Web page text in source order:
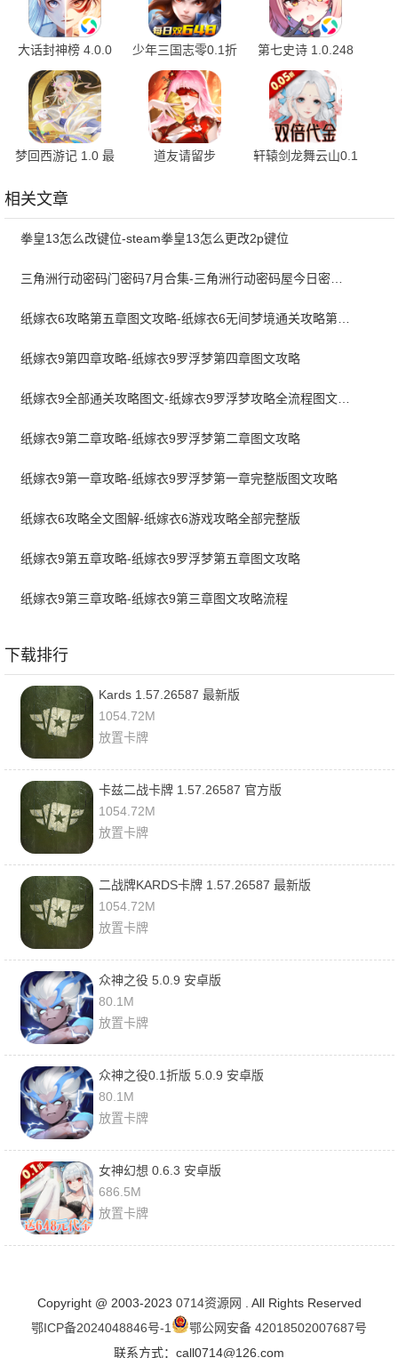
大话封神榜 4.0.0
少年三国志零0.1折
1.0.10010 官方版
第七史诗 1.0.248
梦回西游记 1.0 最
道友请留步
轩辕剑龙舞云山0.1
相关文章
拳皇13怎么改键位-steam拳皇13怎么更改2p键位
三角洲行动密码门密码7月合集-三角洲行动密码屋今日密码大全2026最新7月
纸嫁衣6攻略第五章图文攻略-纸嫁衣6无间梦境通关攻略第五章
纸嫁衣9第四章攻略-纸嫁衣9罗浮梦第四章图文攻略
纸嫁衣9全部通关攻略图文-纸嫁衣9罗浮梦攻略全流程图文详解
纸嫁衣9第二章攻略-纸嫁衣9罗浮梦第二章图文攻略
纸嫁衣9第一章攻略-纸嫁衣9罗浮梦第一章完整版图文攻略
纸嫁衣6攻略全文图解-纸嫁衣6游戏攻略全部完整版
纸嫁衣9第五章攻略-纸嫁衣9罗浮梦第五章图文攻略
纸嫁衣9第三章攻略-纸嫁衣9第三章图文攻略流程
下载排行
Kards 1.57.26587 最新版
1054.72M
放置卡牌
卡兹二战卡牌 1.57.26587 官方版
1054.72M
放置卡牌
二战牌KARDS卡牌 1.57.26587 最新版
1054.72M
放置卡牌
众神之役 5.0.9 安卓版
80.1M
放置卡牌
众神之役0.1折版 5.0.9 安卓版
80.1M
放置卡牌
女神幻想 0.6.3 安卓版
686.5M
放置卡牌
Copyright @ 2003-2023 0714资源网 . All Rights Reserved
鄂ICP备2024048846号-1
鄂公网安备 42018502007687号
联系方式：call0714@126.com